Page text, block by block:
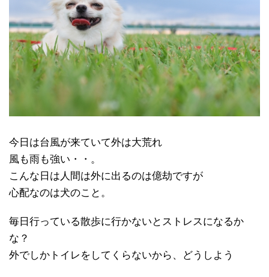
今日は台風が来ていて外は大荒れ
風も雨も強い・・。
こんな日は人間は外に出るのは億劫ですが
心配なのは犬のこと。
毎日行っている散歩に行かないとストレスになるか
な？
外でしかトイレをしてくらないから、どうしよう